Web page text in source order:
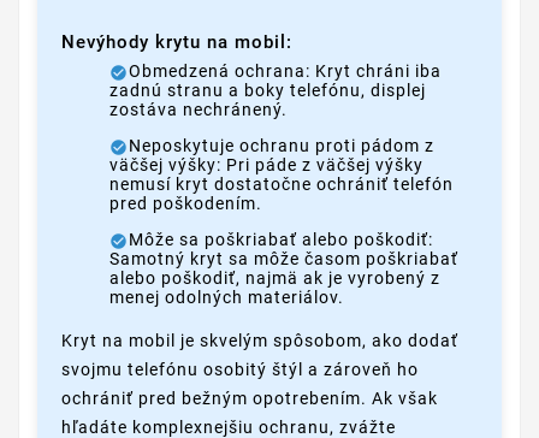
Nevýhody krytu na mobil:
Obmedzená ochrana: Kryt chráni iba
zadnú stranu a boky telefónu, displej
zostáva nechránený.
Neposkytuje ochranu proti pádom z
väčšej výšky: Pri páde z väčšej výšky
nemusí kryt dostatočne ochrániť telefón
pred poškodením.
Môže sa poškriabať alebo poškodiť:
Samotný kryt sa môže časom poškriabať
alebo poškodiť, najmä ak je vyrobený z
menej odolných materiálov.
Kryt na mobil je skvelým spôsobom, ako dodať
svojmu telefónu osobitý štýl a zároveň ho
ochrániť pred bežným opotrebením. Ak však
hľadáte komplexnejšiu ochranu, zvážte